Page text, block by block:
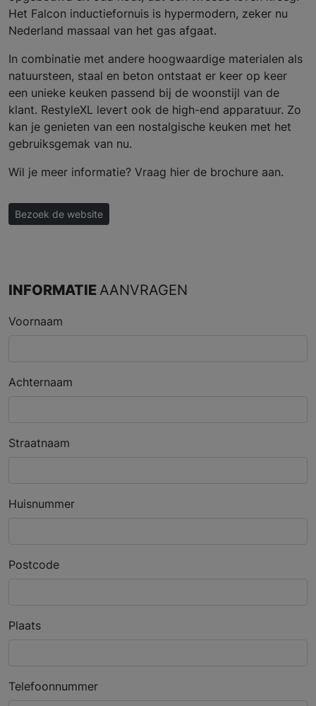
Het Falcon inductiefornuis is hypermodern, zeker nu
Nederland massaal van het gas afgaat.
In combinatie met andere hoogwaardige materialen als
natuursteen, staal en beton ontstaat er keer op keer
een unieke keuken passend bij de woonstijl van de
klant. RestyleXL levert ook de high-end apparatuur. Zo
kan je genieten van een nostalgische keuken met het
gebruiksgemak van nu.
Wil je meer informatie? Vraag hier de brochure aan.
Bezoek de website
INFORMATIE AANVRAGEN
Voornaam
Achternaam
Straatnaam
Huisnummer
Postcode
Plaats
Telefoonnummer